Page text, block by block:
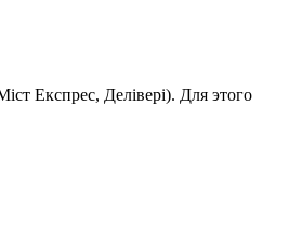
Експрес, Делівері). Для этого